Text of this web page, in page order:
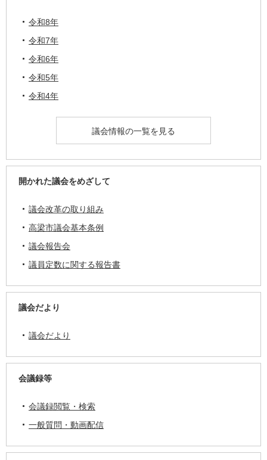
令和8年
令和7年
令和6年
令和5年
令和4年
議会情報の一覧を見る
開かれた議会をめざして
議会改革の取り組み
高梁市議会基本条例
議会報告会
議員定数に関する報告書
議会だより
議会だより
会議録等
会議録閲覧・検索
一般質問・動画配信